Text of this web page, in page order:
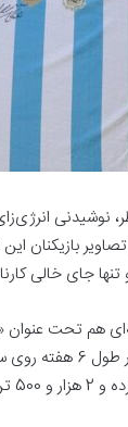
خبرگزاری خبرآنلاین؛ پیش از
بازیکنان
بازی‌های جام جهانی و در